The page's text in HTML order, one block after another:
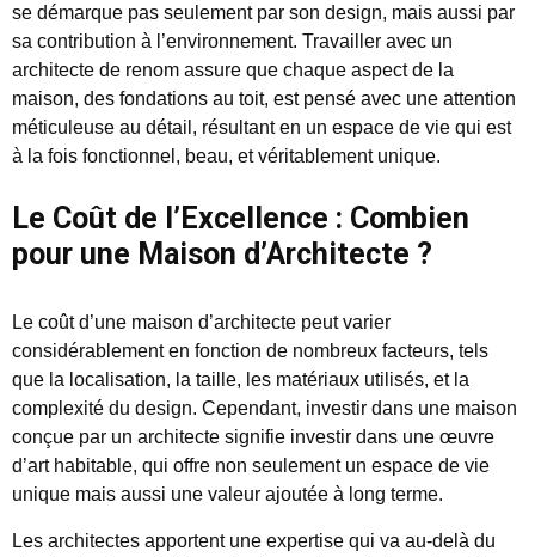
se démarque pas seulement par son design, mais aussi par
sa contribution à l’environnement. Travailler avec un
architecte de renom assure que chaque aspect de la
maison, des fondations au toit, est pensé avec une attention
méticuleuse au détail, résultant en un espace de vie qui est
à la fois fonctionnel, beau, et véritablement unique.
Le Coût de l’Excellence : Combien
pour une Maison d’Architecte ?
Le coût d’une maison d’architecte peut varier
considérablement en fonction de nombreux facteurs, tels
que la localisation, la taille, les matériaux utilisés, et la
complexité du design. Cependant, investir dans une maison
conçue par un architecte signifie investir dans une œuvre
d’art habitable, qui offre non seulement un espace de vie
unique mais aussi une valeur ajoutée à long terme.
Les architectes apportent une expertise qui va au-delà du